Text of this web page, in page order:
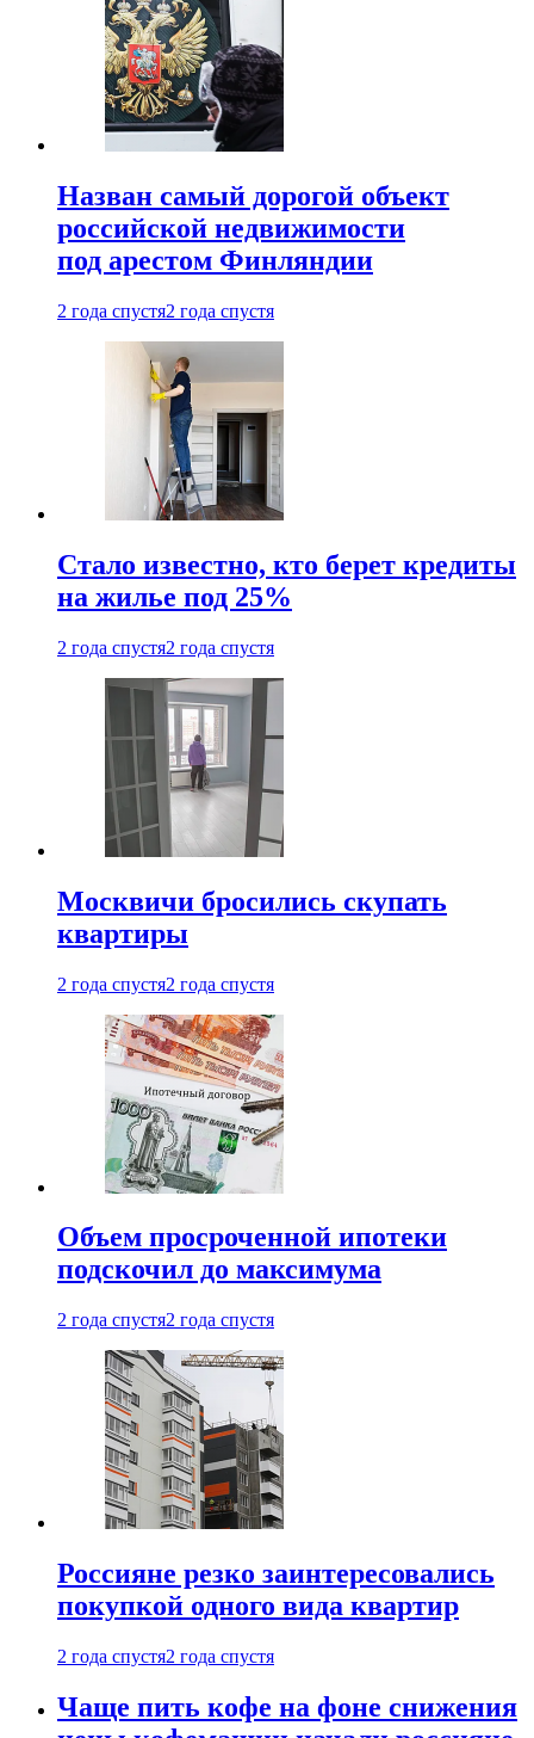
Назван самый дорогой объект
российской недвижимости
под арестом Финляндии
2 года спустя2 года спустя
Стало известно, кто берет кредиты
на жилье под 25%
2 года спустя2 года спустя
Москвичи бросились скупать
квартиры
2 года спустя2 года спустя
Объем просроченной ипотеки
подскочил до максимума
2 года спустя2 года спустя
Россияне резко заинтересовались
покупкой одного вида квартир
2 года спустя2 года спустя
Чаще пить кофе на фоне снижения